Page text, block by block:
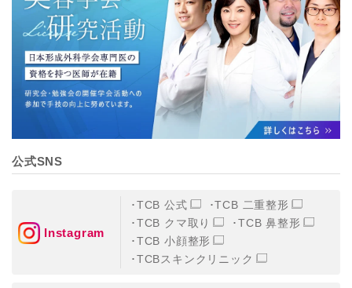
TCBグループは、取り扱う個人情報を、厳正な管理の下
に蓄積・保管し、当該個人情報への不正アクセス・紛
失・破壊・改ざんおよび漏洩等を防止するため、必要か
つ適切な組織的・人的・物理的・技術的防御措置を講じ
ます。
【個人情報の共同利用について】
TCBグループは、【利用目的】達成に必要な範囲で、取
得情報を共同して利用することがあります。
なお、共同利用にあたっては、一般社団法人メディカル
す。
一般社団法人メディカルアライアンス
①共同して利用される情報
公式SNS
Instagram
TCB 公式
TCB 二重整形
TCB クマ取り
TCB 鼻整形
TCB 小顔整形
TCBスキンクリニック